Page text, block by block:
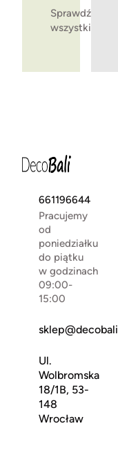
Sprawdź
wszystkie
661196644
Pracujemy
od
poniedziałku
do piątku
w godzinach
09:00-
15:00
Ul.
Wolbromska
18/1B, 53-
148
Wrocław